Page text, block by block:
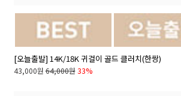
[오늘출발] 14K/18K 귀걸이 골드 클러치(한쌍)
43,000원 64,000원 33%